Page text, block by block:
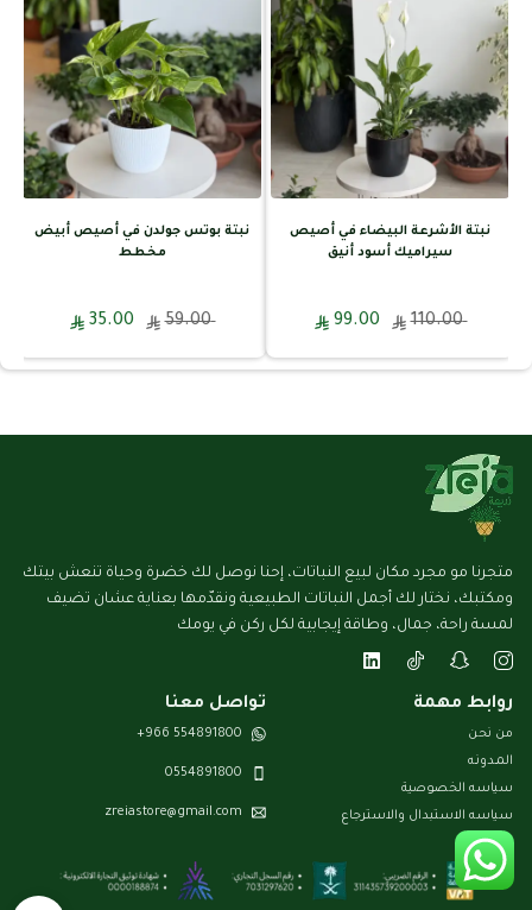
نبتة الأشرعة البيضاء في أصيص
سيراميك أسود أنيق
110.00
99.00
نبتة بوتس جولدن في أصيص أبيض
مخطط
59.00
35.00
متجرنا مو مجرد مكان لبيع النباتات، إحنا نوصل لك خضرة وحياة تنعش بيتك
ومكتبك، نختار لك أجمل النباتات الطبيعية ونقدّمها بعناية عشان تضيف
لمسة راحة، جمال، وطاقة إيجابية لكل ركن في يومك
روابط مهمة
من نحن
المـدونـه
سياسه الخصوصية
سياسه الاستبدال والاسترجاع
تواصل معنا
554891800 966+
0554891800
zreiastore@gmail.com